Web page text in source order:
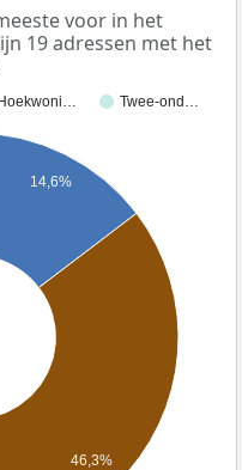
voor in het
19 adressen met het
Hoekwoni…
Twee-ond…
14,6%
46,3%